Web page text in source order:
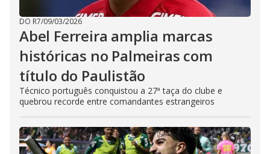
DO R7/09/03/2026
Abel Ferreira amplia marcas
históricas no Palmeiras com
título do Paulistão
Técnico português conquistou a 27ª taça do clube e
quebrou recorde entre comandantes estrangeiros